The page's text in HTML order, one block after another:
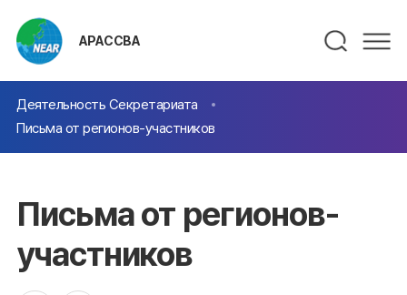
АРАССВА
Деятельность Секретариата
Письма от регионов-участников
Письма от регионов-
участников